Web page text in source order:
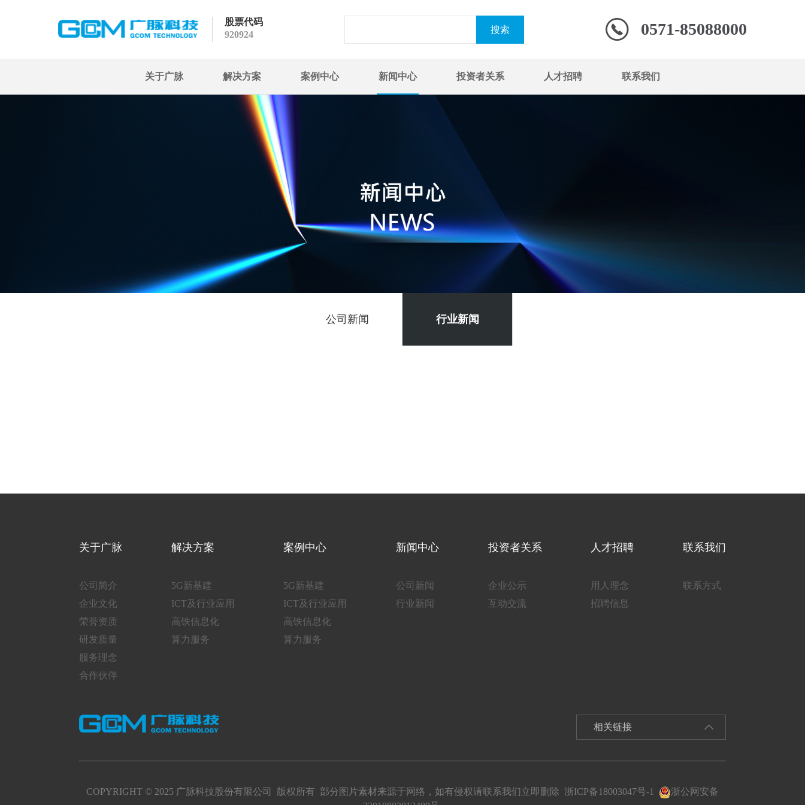
股票代码
920924
0571-85088000
关于广脉 解决方案 案例中心 新闻中心 投资者关系 人才招聘 联系我们
公司新闻 行业新闻
关于广脉
公司简介
企业文化
荣誉资质
研发质量
服务理念
合作伙伴
解决方案
5G新基建
ICT及行业应用
高铁信息化
算力服务
案例中心
5G新基建
ICT及行业应用
高铁信息化
算力服务
新闻中心
公司新闻
行业新闻
投资者关系
企业公示
互动交流
人才招聘
用人理念
招聘信息
联系我们
联系方式
COPYRIGHT © 2025 广脉科技股份有限公司 版权所有 部分图片素材来源于网络，如有侵权请联系我们立即删除 浙ICP备18003047号-1
浙公网安备